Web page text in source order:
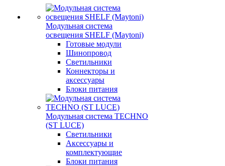
Модульная система
освещения SHELF (Maytoni)
Готовые модули
Шинопровод
Светильники
Коннекторы и
аксессуары
Блоки питания
Модульная система TECHNO
(ST LUCE)
Светильники
Аксессуары и
комплектующие
Блоки питания